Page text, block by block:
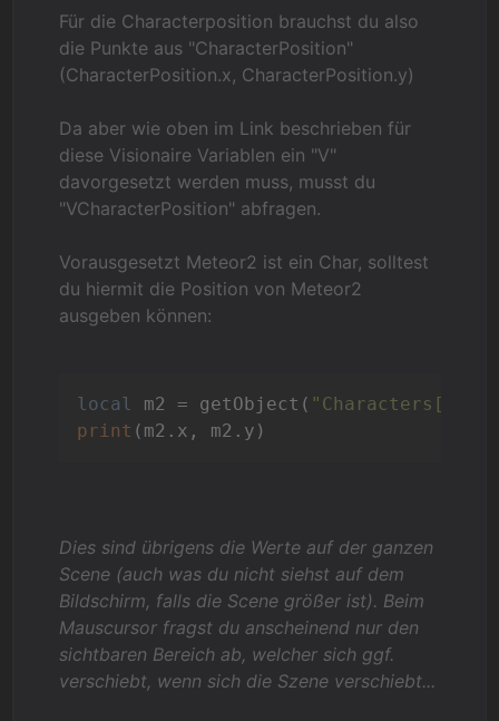
Für die Characterposition brauchst du also
die Punkte aus "CharacterPosition"
(CharacterPosition.x, CharacterPosition.y)
Da aber wie oben im Link beschrieben für
diese Visionaire Variablen ein "V"
davorgesetzt werden muss, musst du
"VCharacterPosition" abfragen.
Vorausgesetzt Meteor2 ist ein Char, solltest
du hiermit die Position von Meteor2
ausgeben können:
local m2 = getObject(
print
Dies sind übrigens die Werte auf der ganzen
Scene (auch was du nicht siehst auf dem
Bildschirm, falls die Scene größer ist). Beim
Mauscursor fragst du anscheinend nur den
sichtbaren Bereich ab, welcher sich ggf.
verschiebt, wenn sich die Szene verschiebt...